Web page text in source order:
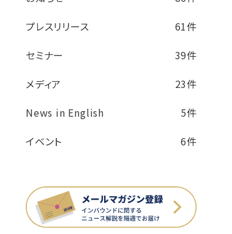
プレスリリース
61件
セミナー
39件
メディア
23件
News in English
5件
イベント
6件